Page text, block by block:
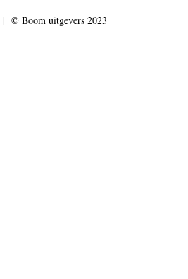
| © Boom uitgevers 2023